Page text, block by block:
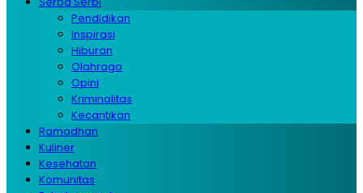
Pendidikan
Inspirasi
Hiburan
Olahraga
Opini
Kriminalitas
Kecantikan
Ramadhan
Kuliner
Kesehatan
Komunitas